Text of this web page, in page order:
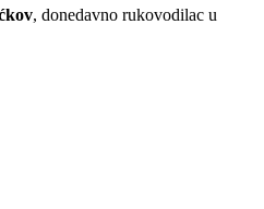
, donedavno rukovodilac u